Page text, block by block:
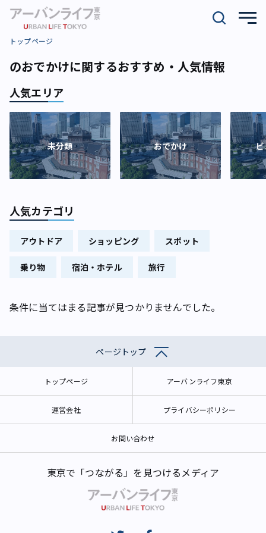
トップページ
のおでかけに関するおすすめ・人気情報
人気エリア
未分類 おでかけ
人気カテゴリ
アウトドア ショッピング スポット
乗り物 宿泊・ホテル 旅行
条件に当てはまる記事が見つかりませんでした。
ページトップ
トップページ アーバンライフ東京
運営会社 プライバシーポリシー
お問い合わせ
東京で「つながる」を見つけるメディア